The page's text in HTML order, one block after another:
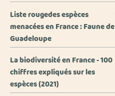
Liste rougedes espèces
menacées en France : Faune de
Guadeloupe
La biodiversité en France - 100
chiffres expliqués sur les
espèces (2021)